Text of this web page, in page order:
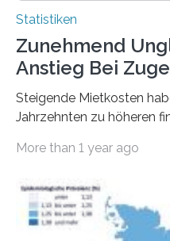
Statistiken
Zunehmend
Anstieg Bei
Steigende Mietkosten
Jahrzehnten zu höheren
Bundesinstitut für
gesamten Einkommen
unterschiedliche
Deutschland geborene
More than 1 year ago